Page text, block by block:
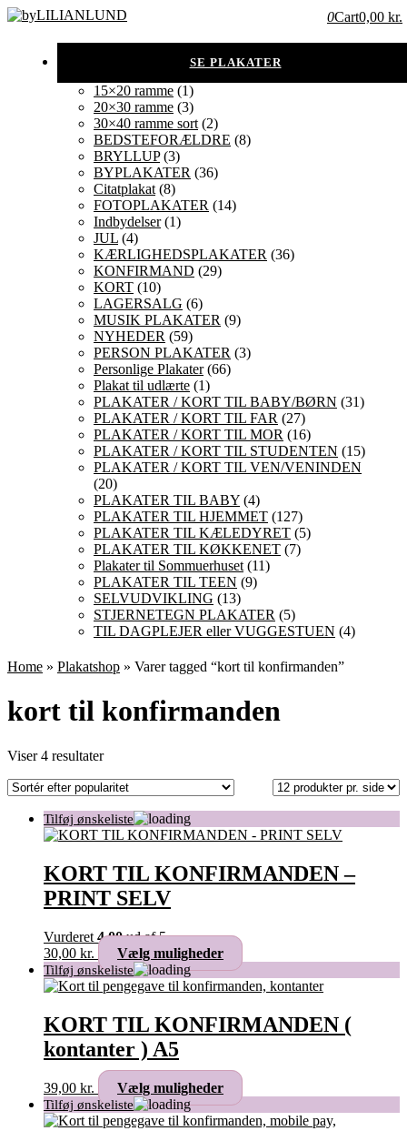
0Cart0,00 kr.
15×20 ramme (1)
20×30 ramme (3)
30×40 ramme sort (2)
BEDSTEFORÆLDRE (8)
BRYLLUP(3)
BYPLAKATER (36)
Citatplakat (8)
FOTOPLAKATER (14)
Indbydelser(1)
JUL (4)
KÆRLIGHEDSPLAKATER (36)
KONFIRMAND (29)
KORT (10)
LAGERSALG (6)
MUSIK PLAKATER (9)
NYHEDER (59)
PERSON PLAKATER (3)
Personlige Plakater(66)
Plakat til udlærte (1)
PLAKATER / KORT TIL BABY/BØRN (31)
PLAKATER / KORT TIL FAR (27)
PLAKATER / KORT TIL MOR (16)
PLAKATER / KORT TIL STUDENTEN (15)
PLAKATER / KORT TIL VEN/VENINDEN
(20)
PLAKATER TIL BABY (4)
PLAKATER TIL HJEMMET (127)
PLAKATER TIL KÆLEDYRET (5)
PLAKATER TIL KØKKENET (7)
Plakater til Sommuerhuset (11)
PLAKATER TIL TEEN (9)
SELVUDVIKLING (13)
STJERNETEGN PLAKATER (5)
TIL DAGPLEJER eller VUGGESTUEN (4)
Home » Plakatshop » Varer tagged “kort til konfirmanden”
kort til konfirmanden
Viser 4 resultaterSorteret
popularitet
KORT TIL KONFIRMANDEN –
PRINT SELV
Vurderet 4.00ud af 5
30,00 kr. Vælg muligheder
har
varianter.
Mulighederne
på
varesiden
KORT TIL KONFIRMANDEN (
kontanter ) A5
39,00 kr. Vælg muligheder
har